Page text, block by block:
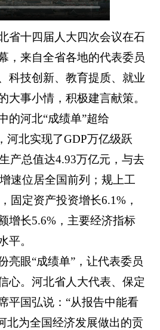
省十四届人大四次会议在石
，来自全省各地的代表委员
科技创新、教育提质、就业
大事小情，积极建言献策。
的河北“成绩单”超给
河北实现了GDP万亿级跃
产总值达4.93万亿元，与去
速位居全国前列；规上工
固定资产投资增长6.1%，
增长5.6%，主要经济指标
平。
亮眼“成绩单”，让代表委员
心。河北省人大代表、保定
平国弘说：“从报告中能看
北为全国经济发展做出的贡